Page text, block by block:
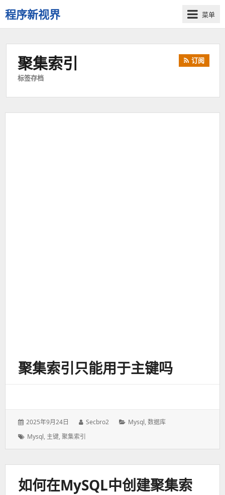
程序新视界
开
启
新
菜单
聚集索引
标签存档
订阅
聚集索引只能用于主键吗
发
于：
2025年9月24日
作
Secbro2
分
Mysql,数据库
标
Mysql, 主键,聚集索引
如何在MySQL中创建聚集索